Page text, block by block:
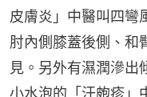
皮膚炎」中醫叫四彎
肘內側膝蓋後側、和
見。另外有濕潤滲出
小水泡的「汗皰疹」